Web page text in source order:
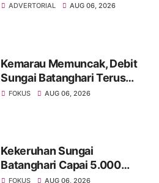
Monopoli Kebenaran oleh
ADVERTORIAL AUG 06, 2026
Kemarau Memuncak, Debit
Sungai Batanghari Terus
Menyusut, Jambi Hadapi
FOKUS AUG 06, 2026
Kekeruhan Sungai
Batanghari Capai 5.000
NTU, Distribusi Air PDAM
FOKUS AUG 06, 2026